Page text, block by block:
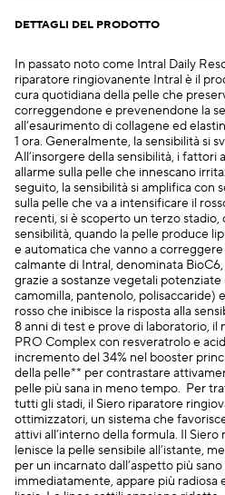
DETTAGLI DEL PRODOTTO
In passato noto come Intral Daily
riparatore ringiovanente Intral è il
cura quotidiana della pelle che
correggendone e prevenendone la
all’esaurimento di collagene ed
1 ora. Generalmente, la sensibilità si
All’insorgere della sensibilità, i fattori
allarme sulla pelle che innescano
seguito, la sensibilità si amplifica con
sulla pelle che va a intensificare il
recenti, si è scoperto un terzo stadio,
sensibilità, quando la pelle produce
e automatica che vanno a correggere
calmante di Intral, denominata
grazie a sostanze vegetali
camomilla, pantenolo, polisaccaride)
rosso che inibisce la risposta alla
8 anni di test e prove di laboratorio,
PRO Complex con resveratrolo e
incremento del 34% nel booster
della pelle** per contrastare
pelle più sana in meno tempo. Per
tutti gli stadi, il Siero riparatore
ottimizzatori, un sistema che
attivi all’interno della formula. Il
lenisce la pelle sensibile all’istante,
per un incarnato dall’aspetto più
immediatamente, appare più radiosa